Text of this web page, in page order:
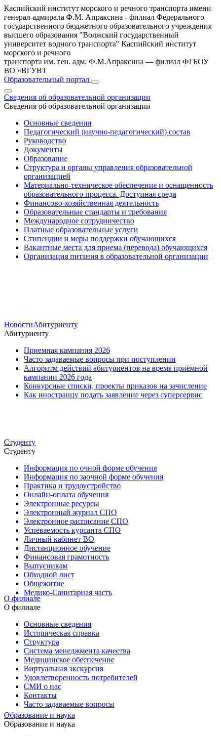
Каспийский институт морского и речного транспорта имени
генерал-адмирала Ф.М. Апраксина - филиал Федерального
государственного бюджетного образовательного учреждения
высшего образования "Волжский государственный
университет водного транспорта" Каспийский институт
морского и речного
транспорта им. ген. адм. Ф.М.Апраксина — филиал ФГБОУ
ВО «ВГУВТ
Образовательный портал
Сведения об образовательной организации
Сведения об образовательной организации
Основные сведения
Педагогический (научно-педагогический) состав
Руководство
Документы
Образование
Структура и органы управления образовательной
организацией
Материально-техническое обеспечение и оснащенность
образовательного процесса. Доступная среда
Финансово-хозяйственная деятельность
Образовательные стандарты и требования
Международное сотрудничество
Платные образовательные услуги
Стипендии и меры поддержки обучающихся
Вакантные места для приема (перевода) обучающихся
Организация питания в образовательной организации
НовостиАбитуриенту
Абитуриенту
Приемная кампания 2026
Часто задаваемые вопросы при поступлении
Алгоритм действий абитуриентов на время приёмной
кампании 2026 года
Конкурсные списки, проекты приказов на зачисление
Как иностранцу подать заявление через суперсервис
Студенту
Студенту
Информация по очной форме обучения
Информация по заочной форме обучения
Практика и трудоустройство
Онлайн-оплата обучения
Электронные ресурсы
Электронный журнал СПО
Электронное расписание СПО
Успеваемость курсанта СПО
Личный кабинет ВО
Дистанционное обучение
Финансовая грамотность
Выпусникам
Обходной лист
Общежитие
Медико-Санитарная часть
О филиале
О филиале
Основные сведения
Историческая справка
Структура
Система менеджмента качества
Медицинское обеспечение
Виртуальная экскурсия
Удовлетворенность потребителей
СМИ о нас
Контакты
Часто задаваемые вопросы
Образование и наука
Образование и наука